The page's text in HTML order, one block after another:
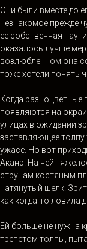
Они были вместе до
незнакомое прежде
ее собственная
оказалось лучше
возлюбленном она
тоже хотели понять
Когда
появляются на
улицах в ожидании
заставляющее толпу
ужасе. Но вот
Аканэ. На ней
струнам костяным
натянутый шелк.
как когда-то ловила
Ей больше не нужна
трепетом толпы,